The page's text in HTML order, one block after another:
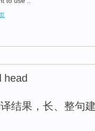
head
结果，长、整句